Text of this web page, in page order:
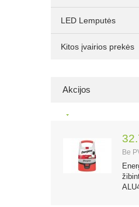
LED Lemputės
Kitos įvairios prekės
Akcijos
Be
Be